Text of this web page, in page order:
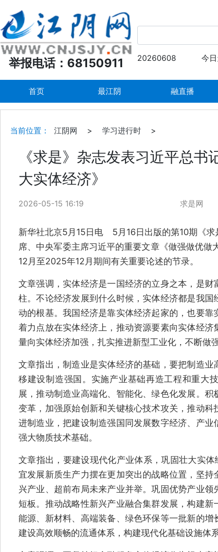
举报电话：68150911 20260608 今
首页 最江阴 融直播
当前位置： 江阴网 > 学习进行时 >
《求是》杂志发表习近平总
大实体经济》
2026-05-15 16:19 求是网
新华社北京5月15日电 5月16日出版的第10期《
席、中央军委主席习近平的重要文章《做强做优
12月至2025年12月期间有关重要论述的节录。
文章强调，实体经济是一国经济的立身之本，是
柱。不论经济发展到什么时候，实体经济都是我
动的根基。我国经济是靠实体经济起家的，也要
着力点放在实体经济上，推动资源要素向实体经
量向实体经济加强，扎实推进新型工业化，不断做
文章指出，制造业是实体经济的基础，要把制造
移建设制造强国。实施产业基础再造工程和重大
展，推动制造业高端化、智能化、绿色化发展。
变革，加强原始创新和关键核心技术攻关，推动
进制造业，把建设制造强国同发展数字经济、产
强大物质技术基础。
文章指出，要建设现代化产业体系，巩固壮大实
宜发展新质生产力摆在更加突出的战略位置，坚
兴产业、超前布局未来产业并举。巩固优势产业
短板。推动战略性新兴产业融合集群发展，构建
能源、新材料、高端装备、绿色环保等一批新的
建设高效顺畅的流通体系，构建现代化基础设施体